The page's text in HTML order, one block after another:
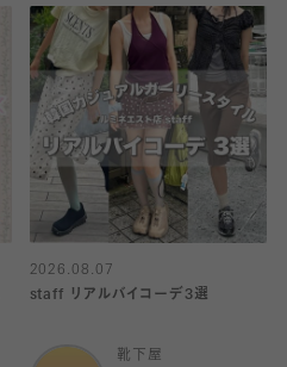
2026.08.07
staff リアルバイコーデ3選
靴下屋